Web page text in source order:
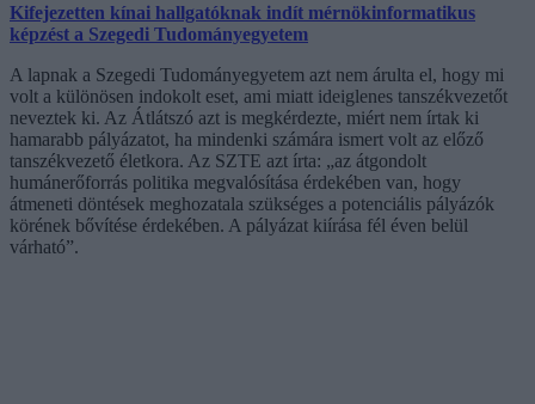
Kifejezetten kínai hallgatóknak indít mérnökinformatikus
képzést a Szegedi Tudományegyetem
A lapnak a Szegedi Tudományegyetem azt nem árulta el, hogy mi
volt a különösen indokolt eset, ami miatt ideiglenes tanszékvezetőt
neveztek ki. Az Átlátszó azt is megkérdezte, miért nem írtak ki
hamarabb pályázatot, ha mindenki számára ismert volt az előző
tanszékvezető életkora. Az SZTE azt írta: „az átgondolt
humánerőforrás politika megvalósítása érdekében van, hogy
átmeneti döntések meghozatala szükséges a potenciális pályázók
körének bővítése érdekében. A pályázat kiírása fél éven belül
várható”.